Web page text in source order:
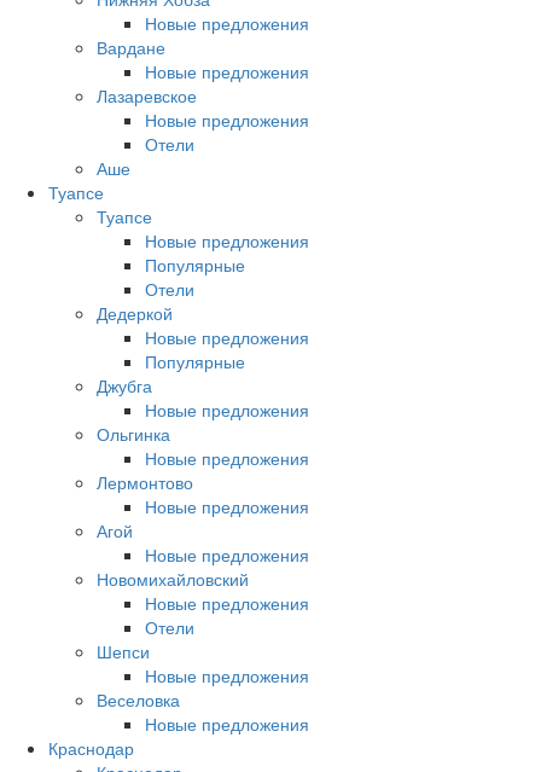
Новые предложения
Вардане
Новые предложения
Лазаревское
Новые предложения
Отели
Аше
Туапсе
Туапсе
Новые предложения
Популярные
Отели
Дедеркой
Новые предложения
Популярные
Джубга
Новые предложения
Ольгинка
Новые предложения
Лермонтово
Новые предложения
Агой
Новые предложения
Новомихайловский
Новые предложения
Отели
Шепси
Новые предложения
Веселовка
Новые предложения
Краснодар